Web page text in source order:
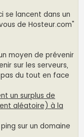
se lancent dans un
de Hosteur.com"
moyen de prévenir
sur les serveurs,
du tout en face
un surplus de
aléatoire) à la
sur un domaine